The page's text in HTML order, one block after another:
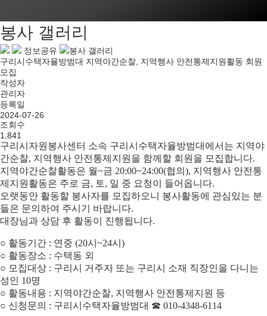
봉사 갤러리
정보공유
봉사 갤러리
구리시수택자율방범대 지역야간순찰, 지역행사 안전통제지원활동 회원
모집
작성자
관리자
등록일
2024-07-26
조회수
1,841
구리시자원봉사센터 소속 구리시수택자율방범대에서는 지역야
간순찰, 지역행사 안전통제지원을 함께할 회원을 모집합니다.
지역야간순찰활동은 월~금 20:00~24:00(협의), 지역행사 안전통
제지원활동은 주로 금, 토, 일 중 요청이 들어옵니다.
오랫동안 활동할 봉사자를 모집하오니 봉사활동에 관심있는 분
들은 문의하여 주시기 바랍니다.
대장님과 상담 후 활동이 진행됩니다.
○ 활동기간 : 연중 (20시~24시)
○ 활동장소 : 수택동 외
○ 모집대상 : 구리시 거주자 또는 구리시 소재 직장인을 다니는
성인 10명
○ 활동내용 : 지역야간순찰, 지역행사 안전통제지원 등
○ 신청문의 : 구리시수택자율방범대 ☎ 010-4348-6114